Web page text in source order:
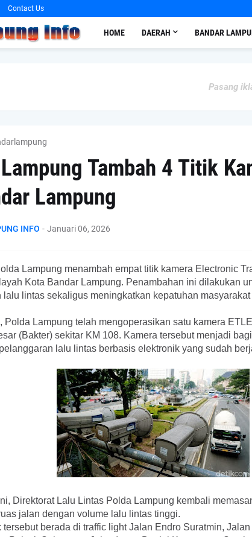
Contact Us
HOME DAERAH BANDAR
Pasang
Tambah 4 Titik
Lampung
INFO - Januari 06, 2026
Lampung menambah empat titik kamera Electronic
Kota Bandar Lampung. Penambahan ini dilakukan
lalu lintas sekaligus meningkatkan kepatuhan
Polda Lampung telah mengoperasikan satu kamera
(Bakter) sekitar KM 108. Kamera tersebut menjadi
lalu lintas berbasis elektronik yang sudah
Direktorat Lalu Lintas Polda Lampung kembali
jalan dengan volume lalu lintas tinggi.
tersebut berada di traffic light Jalan Endro Suratmin,